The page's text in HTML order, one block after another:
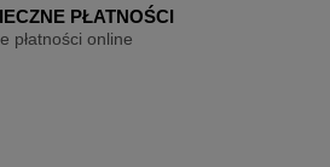
PŁATNOŚCI
płatności online